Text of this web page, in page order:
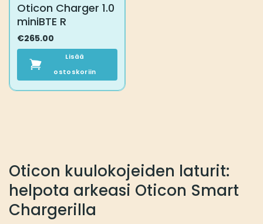
Oticon Charger 1.0
miniBTE R
€265.00
Lisää
ostoskoriin
Oticon kuulokojeiden laturit:
helpota arkeasi Oticon Smart
Chargerilla